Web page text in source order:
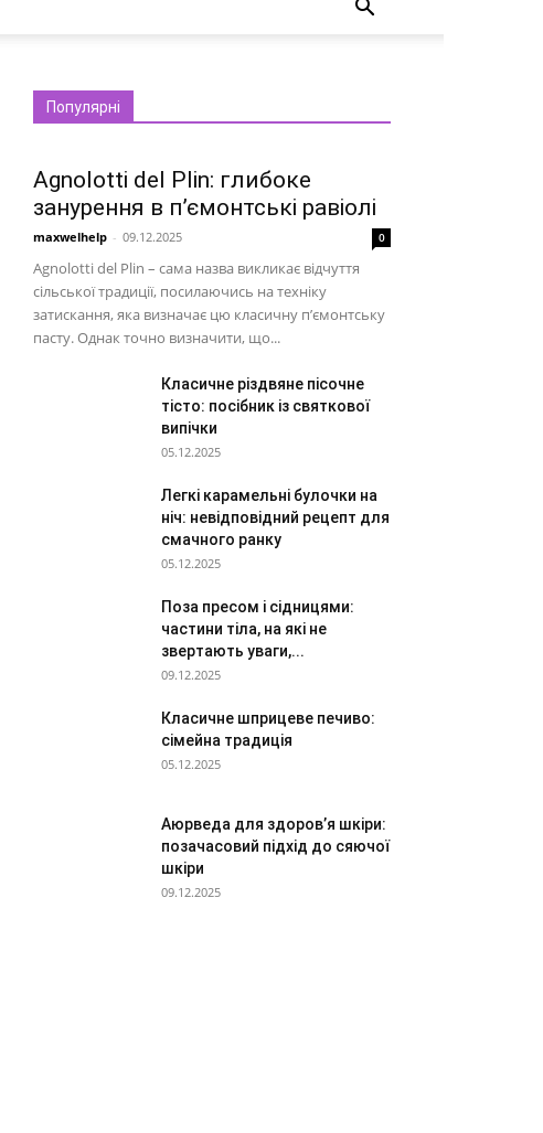
Популярні
Agnolotti del Plin: глибоке
занурення в п’ємонтські равіолі
maxwelhelp - 09.12.2025 0
Agnolotti del Plin – сама назва викликає відчуття
сільської традиції, посилаючись на техніку
затискання, яка визначає цю класичну п’ємонтську
пасту. Однак точно визначити, що...
Класичне різдвяне пісочне
тісто: посібник із святкової
випічки
05.12.2025
Легкі карамельні булочки на
ніч: невідповідний рецепт для
смачного ранку
05.12.2025
Поза пресом і сідницями:
частини тіла, на які не
звертають уваги,...
09.12.2025
Класичне шприцеве печиво:
сімейна традиція
05.12.2025
Аюрведа для здоров’я шкіри:
позачасовий підхід до сяючої
шкіри
09.12.2025